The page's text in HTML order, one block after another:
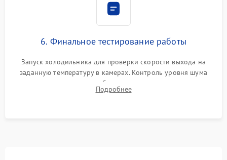
6. Финальное тестирование работы
Запуск холодильника для проверки скорости выхода на
заданную температуру в камерах. Контроль уровня шума
компрессора, отсутствия обмерзания стенок и корректного
срабатывания системы автоматической оттайки.
Подробнее